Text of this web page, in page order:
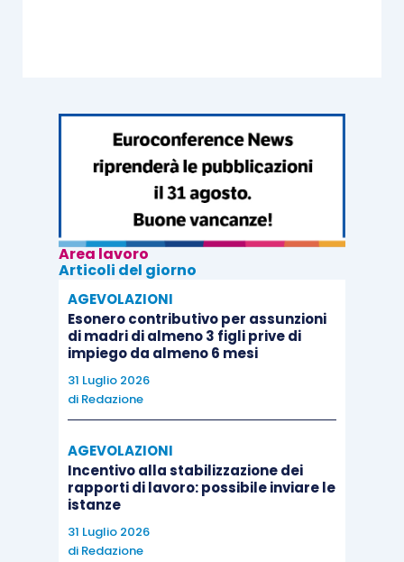
Area lavoro
Articoli del giorno
AGEVOLAZIONI
Esonero contributivo per assunzioni
di madri di almeno 3 figli prive di
impiego da almeno 6 mesi
31 Luglio 2026
di Redazione
AGEVOLAZIONI
Incentivo alla stabilizzazione dei
rapporti di lavoro: possibile inviare le
istanze
31 Luglio 2026
di Redazione